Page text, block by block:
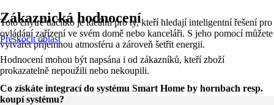
Toto chytré tlačítko je ideální pro ty, kteří hledají inteligentní řešení pro
ovládání zařízení ve svém domě nebo kanceláři. S jeho pomocí můžete
vytvářet příjemnou atmosféru a zároveň šetřit energii.
Co získáte integrací do systému Smart Home by hornbach resp.
koupí systému?
Zákaznická hodnocení
Přeskočit oblast
Hodnocení mohou být napsána i od zákazníků, kteří zboží
prokazatelně nepoužili nebo nekoupili.